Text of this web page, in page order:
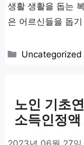
생활 생활을 돕는
은 어르신들을 돕
카
Uncategorized
노인 기초
소득인정액